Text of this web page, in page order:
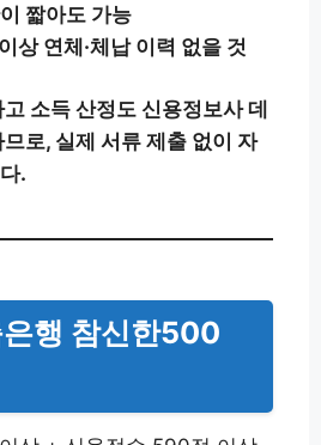
짧아도 가능
상 연체·체납 이력 없을 것
소득 산정도 신용정보사 데
로, 실제 서류 제출 없이 자
.
행 참신한500